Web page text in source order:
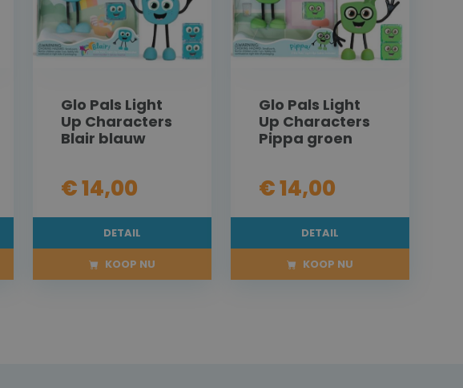
Glo Pals Light
Up Characters
Blair blauw
€ 14,00
DETAIL
KOOP NU
Glo Pals Light
Up Characters
Pippa groen
€ 14,00
DETAIL
KOOP NU